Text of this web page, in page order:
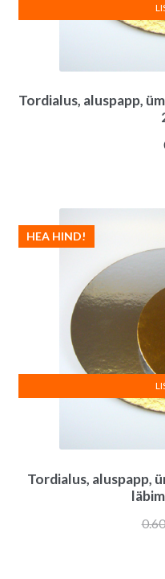
Tordialus, aluspapp,
Tordialus, aluspapp,
HEA HIND!
0.60